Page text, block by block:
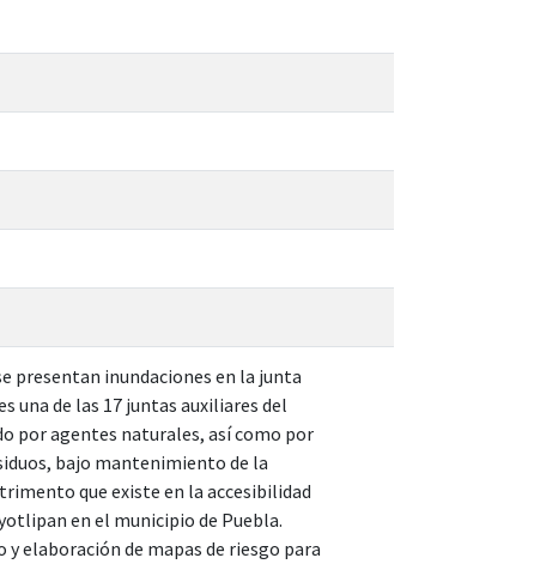
presentan inundaciones en la junta
una de las 17 juntas auxiliares del
por agentes naturales, así como por
bajo mantenimiento de la
que existe en la accesibilidad
en el municipio de Puebla.
elaboración de mapas de riesgo para